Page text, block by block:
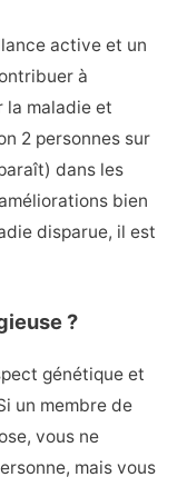
active et un
à
la maladie et
2 personnes sur
dans les
bien
disparue, il est
?
génétique et
un membre de
vous ne
mais vous